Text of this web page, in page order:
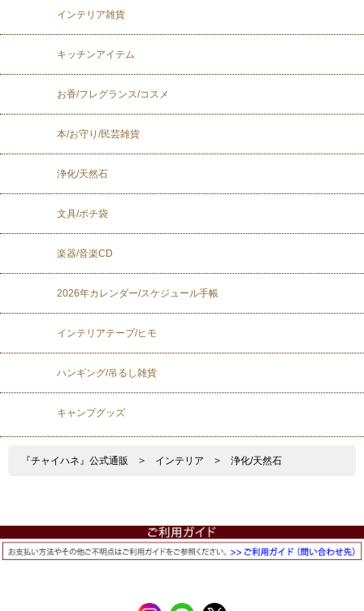
インテリア雑貨
キッチンアイテム
お香/フレグランス/コスメ
本/お守り/民芸雑貨
浄化/天然石
文具/ポチ袋
楽器/音楽CD
2026年カレンダー/スケジュール手帳
インテリアテープ/ヒモ
ハンギング/吊るし雑貨
キャンプグッズ
『チャイハネ』公式通販 > インテリア > 浄化/天然石